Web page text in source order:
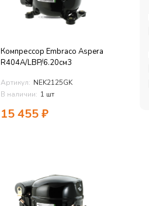
Компрессор Embraco Aspera
R404A/LBP/6.20см3
Артикул: NEK2125GK
В наличии: 1 шт
15 455₽